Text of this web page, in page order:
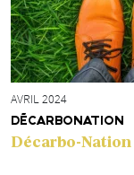
AVRIL 2024
DÉCARBONATION
Décarbo-Nation